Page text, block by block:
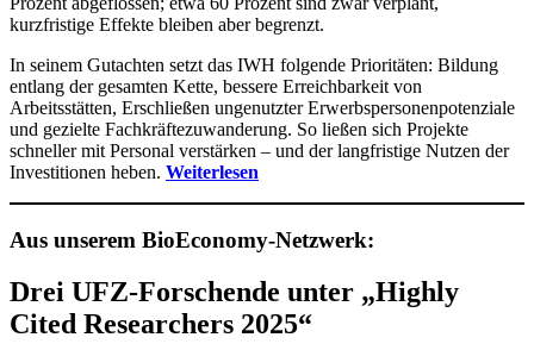
kurzfristige Effekte bleiben aber begrenzt.
In seinem Gutachten setzt das IWH folgende Prioritäten: Bildung
entlang der gesamten Kette, bessere Erreichbarkeit von
Arbeitsstätten, Erschließen ungenutzter Erwerbspersonenpotenziale
und gezielte Fachkräftezuwanderung. So ließen sich Projekte
schneller mit Personal verstärken – und der langfristige Nutzen der
Investitionen heben. Weiterlesen
Aus unserem BioEconomy-Netzwerk:
Drei UFZ-Forschende unter „Highly
Cited Researchers 2025“